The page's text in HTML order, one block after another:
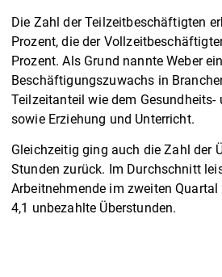
Die Zahl der Teilzeitbeschäftigten
Prozent, die der
Prozent. Als Grund nannte Weber
Beschäftigungszuwachs in
Teilzeitanteil wie dem Gesundheits-
sowie Erziehung und Unterricht.
Gleichzeitig ging auch die Zahl der
Stunden zurück. Im Durchschnitt
Arbeitnehmende im zweiten
4,1 unbezahlte Überstunden.